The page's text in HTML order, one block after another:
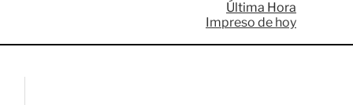
c
i
a
Última Hora
Impreso de hoy